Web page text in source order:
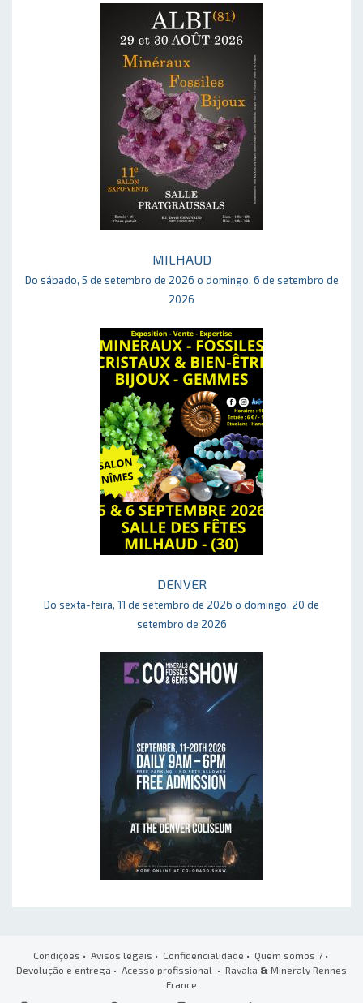
MILHAUD
Do sábado, 5 de setembro de 2026 o domingo, 6 de setembro de
2026
DENVER
Do sexta-feira, 11 de setembro de 2026 o domingo, 20 de
setembro de 2026
Condições • Avisos legais • Confidencialidade • Quem somos ?•
Devolução e entrega • Acesso profissional • Ravaka & Mineraly Rennes
France